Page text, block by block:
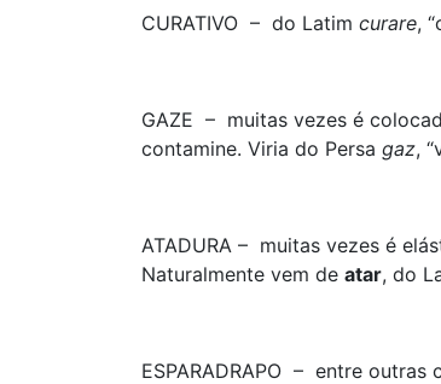
CURATIVO – do Latim curare,
GAZE – muitas vezes é
contamine. Viria do Persa gaz,
ATADURA – muitas vezes é
Naturalmente vem de atar, do
ESPARADRAPO – entre outras